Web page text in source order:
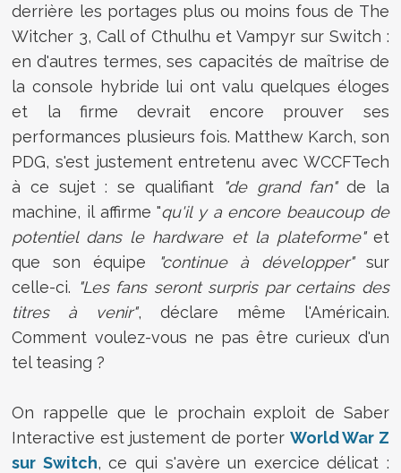
derrière les portages plus ou moins fous de The
Witcher 3, Call of Cthulhu et Vampyr sur Switch :
en d'autres termes, ses capacités de maîtrise de
la console hybride lui ont valu quelques éloges
et la firme devrait encore prouver ses
performances plusieurs fois. Matthew Karch, son
PDG, s'est justement entretenu avec WCCFTech
à ce sujet : se qualifiant
"de grand fan"de la
machine, il affirme "qu'il y a encore beaucoup de
potentiel dans le hardware et la plateforme"et
que son équipe
"continue à développer"sur
celle-ci. "Les fans seront surpris par certains des
titres à venir", déclare même l'Américain.
Comment voulez-vous ne pas être curieux d'un
tel teasing ?
On rappelle que le prochain exploit de Saber
Interactive est justement de porter World War Z
sur Switch, ce qui s'avère un exercice délicat :